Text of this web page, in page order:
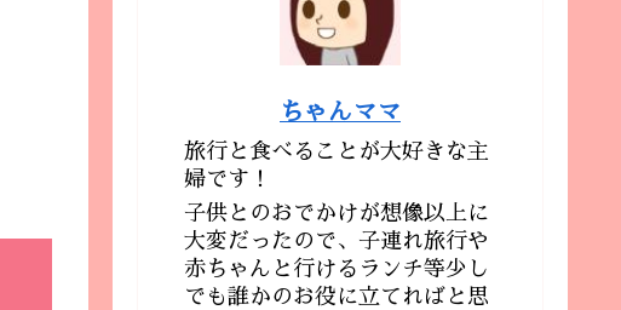
ちゃんママ
旅行と食べることが大好きな主
婦です！
子供とのおでかけが想像以上に
大変だったので、子連れ旅行や
赤ちゃんと行けるランチ等少し
でも誰かのお役に立てればと思